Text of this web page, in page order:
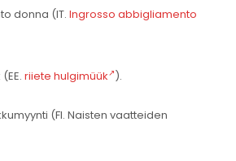
donna (IT. Ingrosso abbigliamento
riiete hulgimüük ).
(FI. Naisten vaatteiden